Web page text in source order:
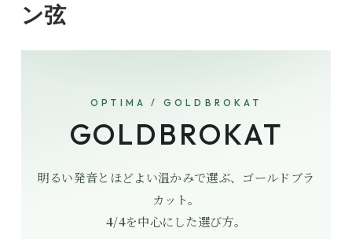
ン弦
OPTIMA / GOLDBROKAT
GOLDBROKAT
明るい発音とほどよい温かみで選ぶ、ゴールドブラ
カット。
4/4を中心にした選び方。